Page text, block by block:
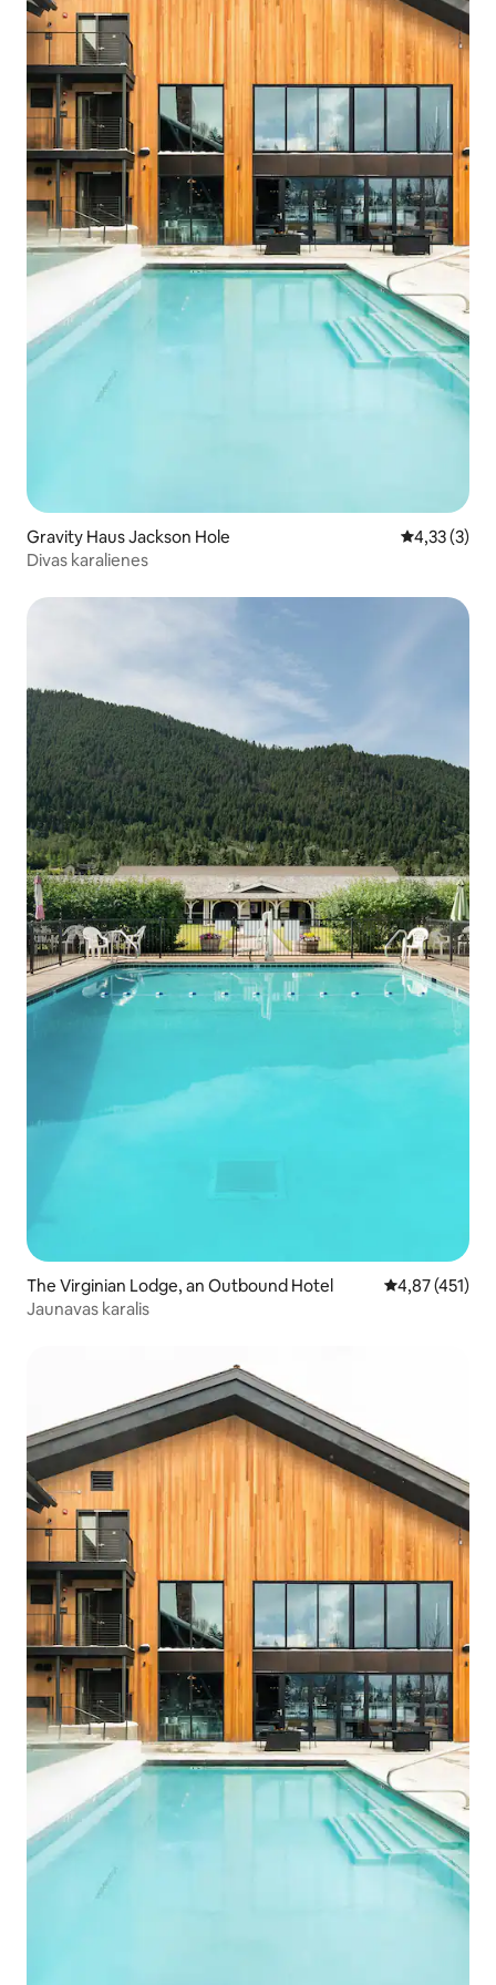
Gravity Haus Jackson Hole Vidējais
4,33 (3)
Divas karalienes
The Virginian Lodge, an Outbound Hotel Vidējais
4,87 (451)
Jaunavas karalis